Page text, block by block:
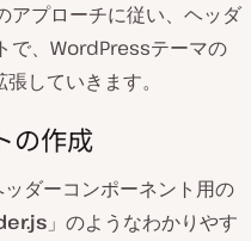
アプローチに従い、ヘッダ
で、WordPressテーマの
していきます。
の作成
ダーコンポーネント用の
」のようなわかりやす